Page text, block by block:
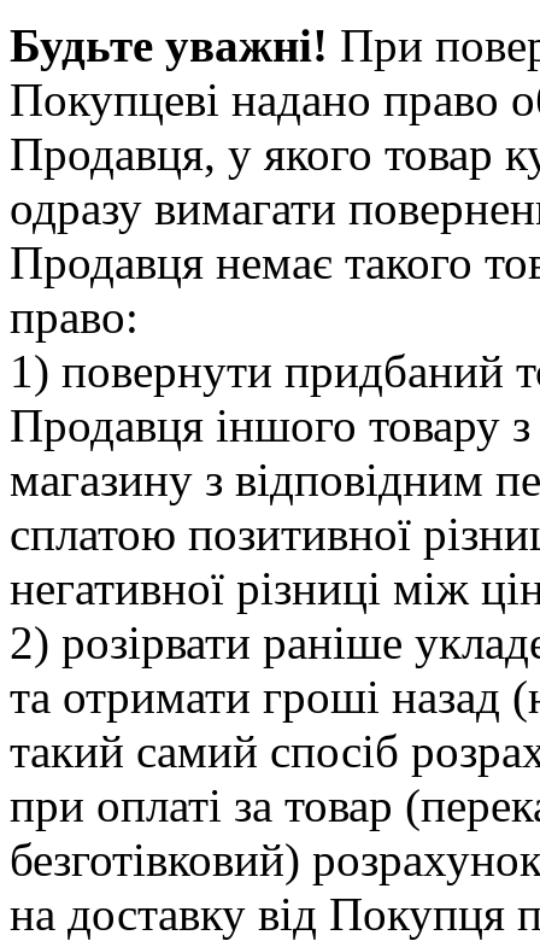
Будьте уважні! При
Покупцеві надано право
Продавця, у якого товар
одразу вимагати
Продавця немає такого
право:
1) повернути придбаний
Продавця іншого товару
магазину з відповідним
сплатою позитивної
негативної різниці між
2) розірвати раніше
та отримати гроші назад
такий самий спосіб
при оплаті за товар
безготівковий)
на доставку від Покупця